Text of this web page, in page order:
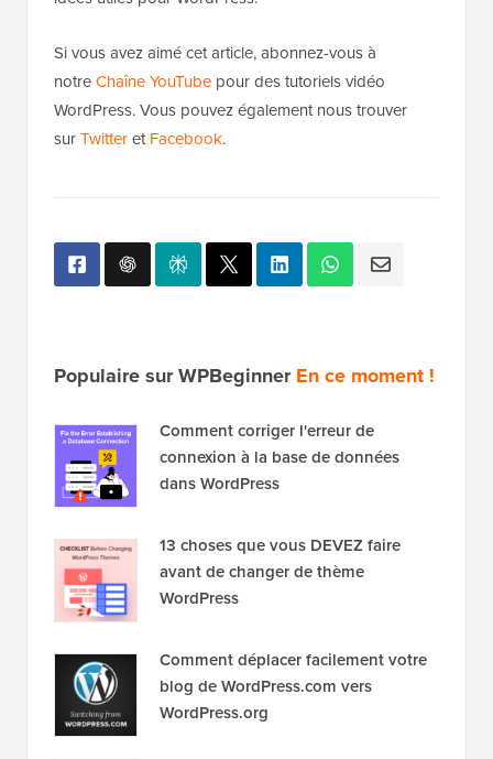
Si vous avez aimé cet article, abonnez-vous à
notreChaîne YouTube pour des tutoriels vidéo
WordPress. Vous pouvez également nous trouver
surTwitteretFacebook.
Populaire sur WPBeginnerEn ce moment !
Comment corriger l'erreur de
connexion à la base de données
dans WordPress
13 choses que vous DEVEZ faire
avant de changer de thème
WordPress
Comment déplacer facilement votre
blog de WordPress.com vers
WordPress.org